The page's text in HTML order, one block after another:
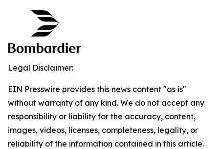
Legal Disclaimer:
EIN Presswire provides this news content "as is"
without warranty of any kind. We do not accept any
responsibility or liability for the accuracy, content,
images, videos, licenses, completeness, legality, or
reliability of the information contained in this article.